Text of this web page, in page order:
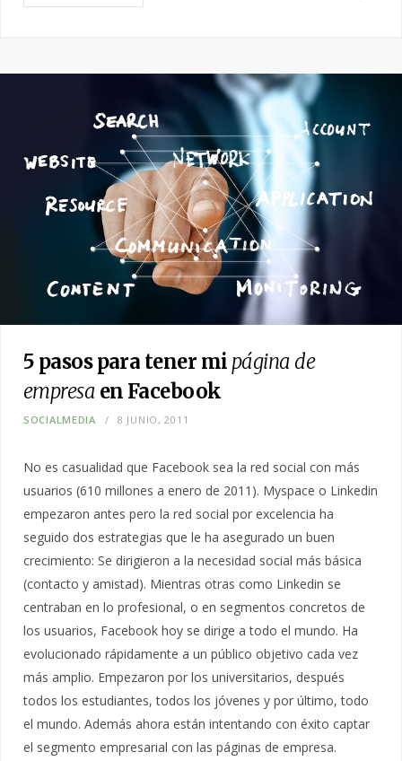
5 pasos para tener mi página de
empresa en Facebook
SOCIALMEDIA 8 JUNIO, 2011
No es casualidad que Facebook sea la red social con más
usuarios (610 millones a enero de 2011). Myspace o Linkedin
empezaron antes pero la red social por excelencia ha
seguido dos estrategias que le ha asegurado un buen
crecimiento: Se dirigieron a la necesidad social más básica
(contacto y amistad). Mientras otras como Linkedin se
centraban en lo profesional, o en segmentos concretos de
los usuarios, Facebook hoy se dirige a todo el mundo. Ha
evolucionado rápidamente a un público objetivo cada vez
más amplio. Empezaron por los universitarios, después
todos los estudiantes, todos los jóvenes y por último, todo
el mundo. Además ahora están intentando con éxito captar
el segmento empresarial con las páginas de empresa.